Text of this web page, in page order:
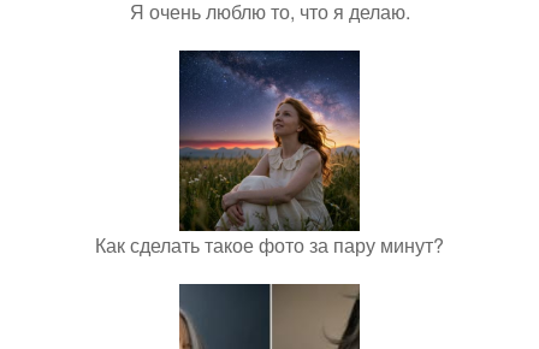
Я очень люблю то, что я делаю.
Как сделать такое фото за пару минут?